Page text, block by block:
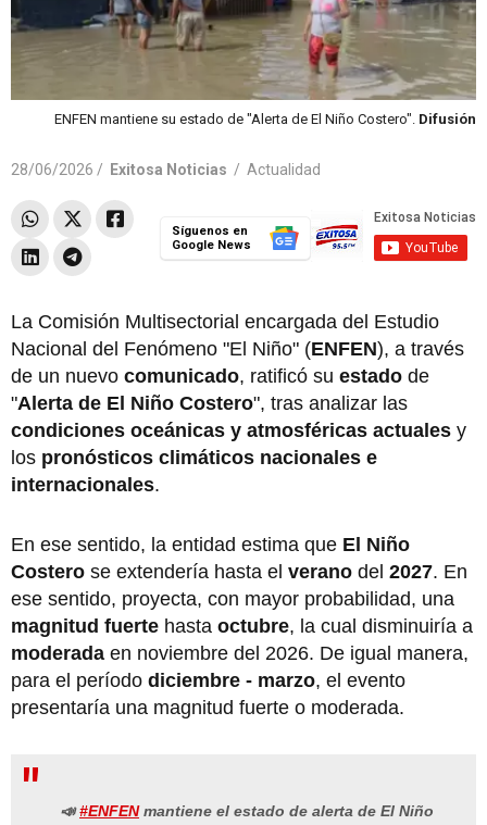
ENFEN mantiene su estado de "Alerta de El Niño Costero". Difusión
28/06/2026 / Exitosa Noticias / Actualidad
Síguenos en
Google News
La Comisión Multisectorial encargada del Estudio
Nacional del Fenómeno "El Niño" (ENFEN), a través
de un nuevo comunicado, ratificó su estado de
"Alerta de El Niño Costero", tras analizar las
condiciones oceánicas y atmosféricas actuales y
los pronósticos climáticos nacionales e
internacionales.
En ese sentido, la entidad estima que El Niño
Costero se extendería hasta el verano del 2027. En
ese sentido, proyecta, con mayor probabilidad, una
magnitud fuerte hasta octubre, la cual disminuiría a
moderada en noviembre del 2026. De igual manera,
para el período diciembre - marzo, el evento
presentaría una magnitud fuerte o moderada.
📣#ENFENmantiene el estado de alerta de El Niño